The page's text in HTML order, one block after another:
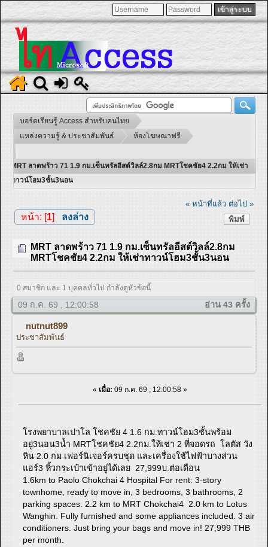
บอร์ดเรียนรู้ Access สำหรับคนไทย
แหล่งความรู้ & ประชาสัมพันธ์
ห้องโฆษณาฟรี
MRT ลาดพร้าว 71 1.9 กม.เซ็นทรัลอีสต์วิลล์2.8กม MRTโชคชัย4 2.2กม ให้เช่า
ทาวน์โฮม3ชั้น3นอน
« หน้าที่แล้ว ต่อไป »
พิมพ์
หน้า: [1] ลงล่าง
MRT ลาดพร้าว 71 1.9 กม.เซ็นทรัลอีสต์วิลล์2.8กม
MRTโชคชัย4 2.2กม ให้เช่าทาวน์โฮม3ชั้น3นอน
0 สมาชิก และ 1 บุคคลทั่วไป กำลังดูหัวข้อนี้
09 ก.ค. 69 , 12:00:58 อ่าน 43 ครั้ง
nutnut899
ประชาสัมพันธ์
« เมื่อ: 09 ก.ค. 69 , 12:00:58 »
โรงพยาบาลเปาโล โชคชัย 4 1.6 กม.ทาวน์โฮม3ชั้นพร้อม
อยู่3นอน3น้ำ MRTโชคชัย4 2.2กม.ให้เช่า 2 ที่จอดรถ โลตัส วัง
หิน 2.0 กม เฟอร์นิเจอร์ครบชุด และเครื่องใช้ไฟฟ้าบางส่วน
แอร์3 หิ้วกระเป๋าเข้าอยู่ได้เลย 27,999บ.ต่อเดือน
1.6km to Paolo Chokchai 4 Hospital For rent: 3-story
townhome, ready to move in, 3 bedrooms, 3 bathrooms, 2
parking spaces. 2.2 km to MRT Chokchai4 2.0 km to Lotus
Wanghin. Fully furnished and some appliances included. 3 air
conditioners. Just bring your bags and move in! 27,999 THB
per month.